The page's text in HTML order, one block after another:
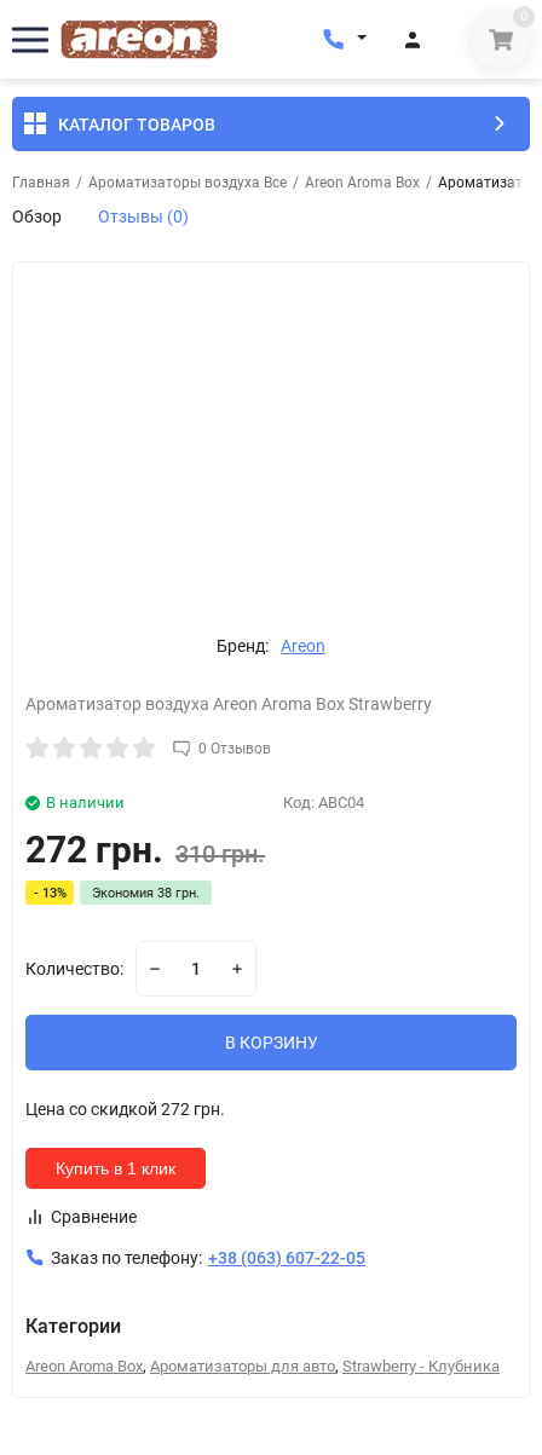
0
КАТАЛОГ ТОВАРОВ
Главная / Ароматизаторы воздуха Все / Areon Aroma Box / Ароматизатор
Обзор Отзывы (0)
Бренд: Areon
Ароматизатор воздуха Areon Aroma Box Strawberry
0 Отзывов
В наличии Код: ABC04
272 грн. 310 грн.
- 13% Экономия 38 грн.
Количество:
В КОРЗИНУ
Цена со скидкой 272 грн.
Купить в 1 клик
Сравнение
Заказ по телефону: +38 (063) 607-22-05
Категории
Areon Aroma Box, Ароматизаторы для авто, Strawberry - Клубника